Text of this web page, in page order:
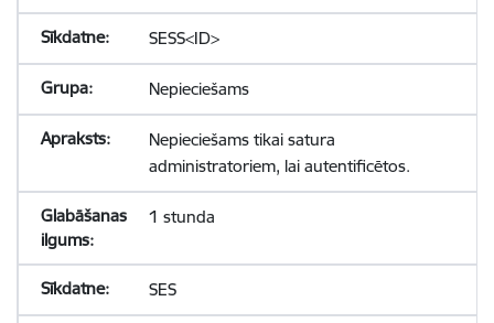
SESS<ID>
Nepieciešams
Nepieciešams tikai satura
administratoriem, lai autentificētos.
1 stunda
SES